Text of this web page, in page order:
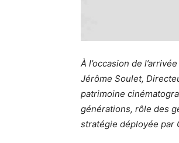
À l’occasion de
Jérôme Soulet,
patrimoine
générations, rôle des
stratégie déployée par